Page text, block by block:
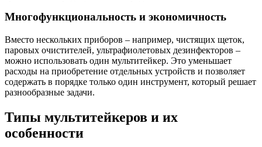
Многофункциональность и экономичность
Вместо нескольких приборов – например, чистящих щеток,
паровых очистителей, ультрафиолетовых дезинфекторов –
можно использовать один мультитейкер. Это уменьшает
расходы на приобретение отдельных устройств и позволяет
содержать в порядке только один инструмент, который решает
разнообразные задачи.
Типы мультитейкеров и их
особенности